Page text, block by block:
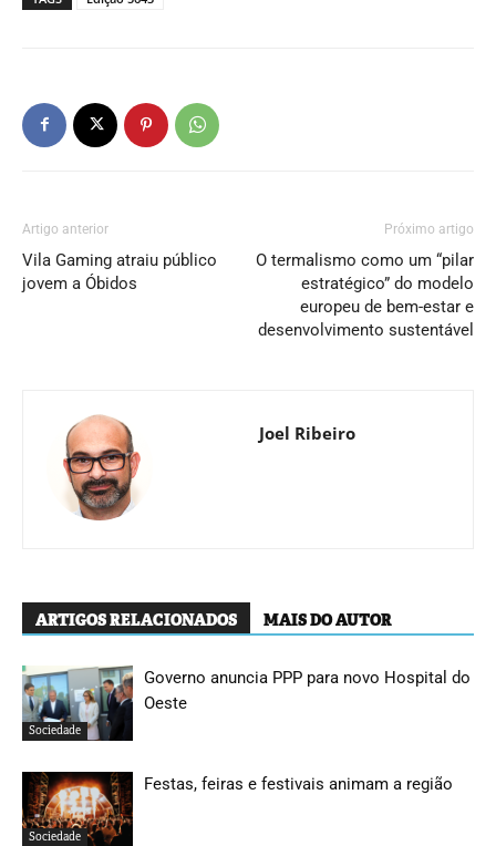
Artigo anterior
Vila Gaming atraiu público
jovem a Óbidos
Próximo artigo
O termalismo como um “pilar
estratégico” do modelo
europeu de bem-estar e
desenvolvimento sustentável
Joel Ribeiro
ARTIGOS RELACIONADOS MAIS DO AUTOR
Sociedade
Governo anuncia PPP para novo Hospital do
Oeste
Sociedade
Festas, feiras e festivais animam a região